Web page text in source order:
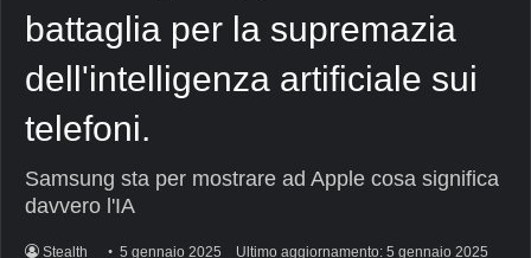
battaglia per la supremazia
dell'intelligenza artificiale sui
telefoni.
Samsung sta per mostrare ad Apple cosa significa
davvero l'IA
Stealth 5 gennaio 2025 Ultimo aggiornamento: 5 gennaio 2025